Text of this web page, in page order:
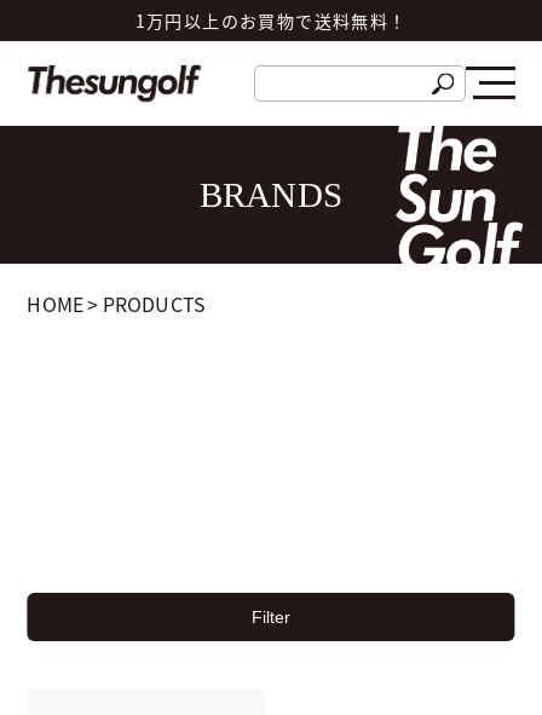
1万円以上のお買物で送料無料！
BRANDS
HOME> PRODUCTS
Filter